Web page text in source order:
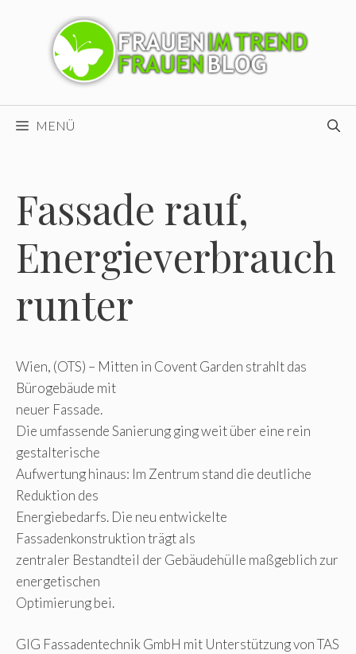
MENÜ
Fassade rauf,
Energieverbrauch
runter
Wien, (OTS) – Mitten in Covent Garden strahlt das
Bürogebäude mit
neuer Fassade.
Die umfassende Sanierung ging weit über eine rein
gestalterische
Aufwertung hinaus: Im Zentrum stand die deutliche
Reduktion des
Energiebedarfs. Die neu entwickelte
Fassadenkonstruktion trägt als
zentraler Bestandteil der Gebäudehülle maßgeblich zur
energetischen
Optimierung bei.
GIG Fassadentechnik GmbH mit Unterstützung von TAS